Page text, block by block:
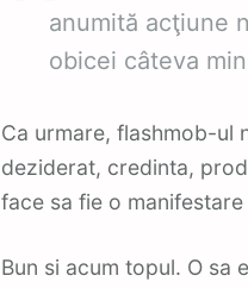
anumită acţiune
obicei câteva
Ca urmare, flashmob-ul
deziderat, credinta,
face sa fie o
Bun si acum topul. O sa